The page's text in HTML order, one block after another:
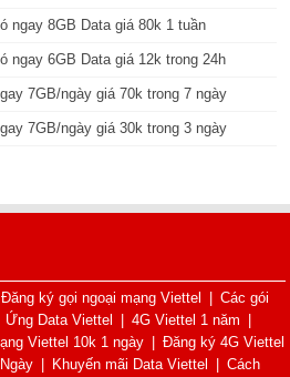
ngay 8GB Data giá 80k 1 tuần
ngay 6GB Data giá 12k trong 24h
7GB/ngày giá 70k trong 7 ngày
7GB/ngày giá 30k trong 3 ngày
Đăng ký gọi ngoại mạng Viettel | Các gói
Ứng Data Viettel | 4G Viettel 1 năm |
Viettel 10k 1 ngày | Đăng ký 4G Viettel
| Khuyến mãi Data Viettel | Cách